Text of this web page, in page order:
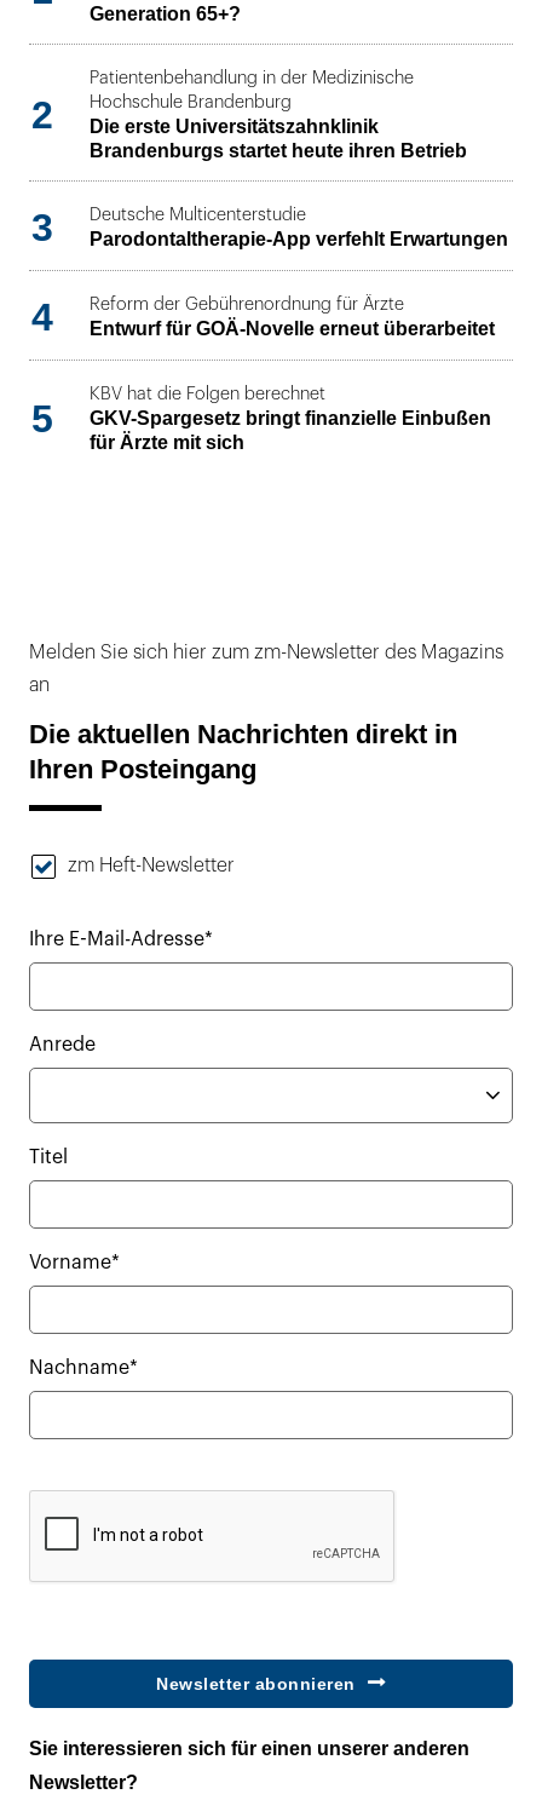
Generation 65+?
2
Patientenbehandlung in der Medizinische
Hochschule Brandenburg
Die erste Universitätszahnklinik
Brandenburgs startet heute ihren Betrieb
3 Deutsche Multicenterstudie
Parodontaltherapie-App verfehlt Erwartungen
4 Reform der Gebührenordnung für Ärzte
Entwurf für GOÄ-Novelle erneut überarbeitet
5
KBV hat die Folgen berechnet
GKV-Spargesetz bringt finanzielle Einbußen
für Ärzte mit sich
Melden Sie sich hier zum zm-Newsletter des Magazins
an
Die aktuellen Nachrichten direkt in
Ihren Posteingang
zm Heft-Newsletter
Ihre E-Mail-Adresse*
Anrede
Titel
Vorname*
Nachname*
Newsletter abonnieren
Sie interessieren sich für einen unserer anderen
Newsletter?